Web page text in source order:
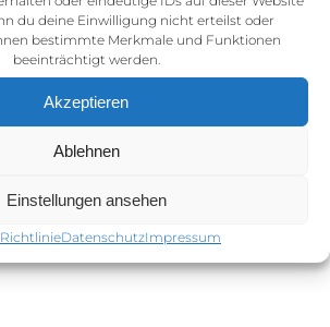
du deine Einwilligung nicht erteilst oder
bestimmte Merkmale und Funktionen
beeinträchtigt werden.
Akzeptieren
Ablehnen
Einstellungen ansehen
DatenschutzImpressum
Geschäftsbedingunen)